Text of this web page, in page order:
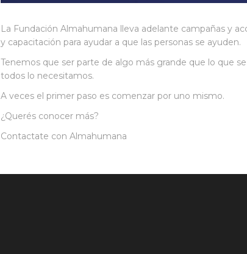
La Fundación Almahumana lleva adelante campañas y
y capacitación para ayudar a que las personas se ayuden.
Tenemos que ser parte de algo más grande que lo que
todos lo necesitamos.
A veces el primer paso es comenzar por uno mismo.
¿Querés conocer más?
Contactate con Almahumana